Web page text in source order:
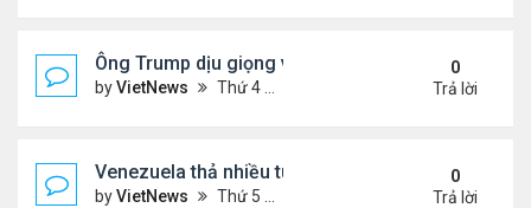
Ông Trump dịu giọng về Greenland
byVietNews Thứ 4 Tháng 1 14, 2026 5:26 pm
0
Trả lời
Venezuela thả nhiều tù nhân giữa sức ép từ Mỹ
byVietNews Thứ 5 Tháng 1 08, 2026 5:39 pm
0
Trả lời